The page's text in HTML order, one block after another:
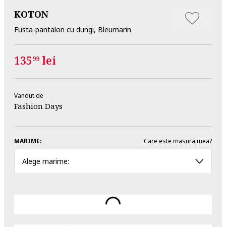
KOTON
Fusta-pantalon cu dungi, Bleumarin
13599 lei
Vandut de
Fashion Days
MARIME: Care este masura mea?
Alege marime: